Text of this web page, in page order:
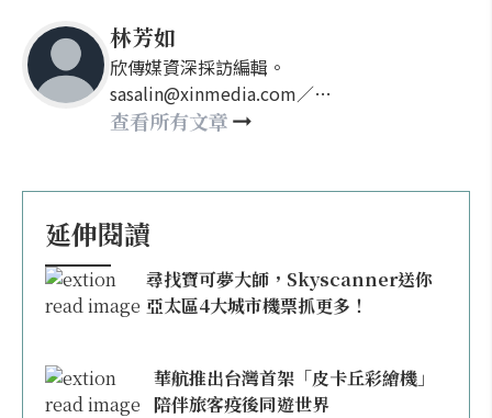
林芳如
欣傳媒資深採訪編輯。
sasalin@xinmedia.com／
happy21917@gmail.com
查看所有文章
延伸閱讀
尋找寶可夢大師，Skyscanner送你
亞太區4大城市機票抓更多！
華航推出台灣首架「皮卡丘彩繪機」
陪伴旅客疫後同遊世界